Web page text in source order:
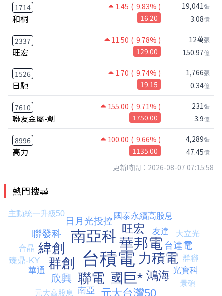
1714 1.45 ( 9.83% )
和桐 16.20
19,041張
3.08億
2337 11.50 ( 9.78% )
旺宏 129.00
12萬張
150.97億
1526 1.70 ( 9.74% )
日馳 19.15
1,766張
0.34億
7610 155.00 ( 9.71% )
聯友金屬-創 1750.00
231張
3.9億
8996 100.00 ( 9.66% )
高力 1135.00
4,289張
47.45億
更新時間：2026-08-07 07:15:58
熱門搜尋